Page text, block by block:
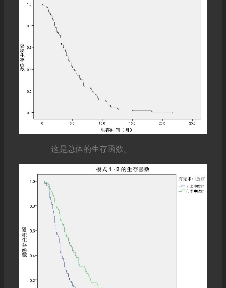
这是总体的生存函数。